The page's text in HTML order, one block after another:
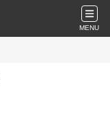
MENU